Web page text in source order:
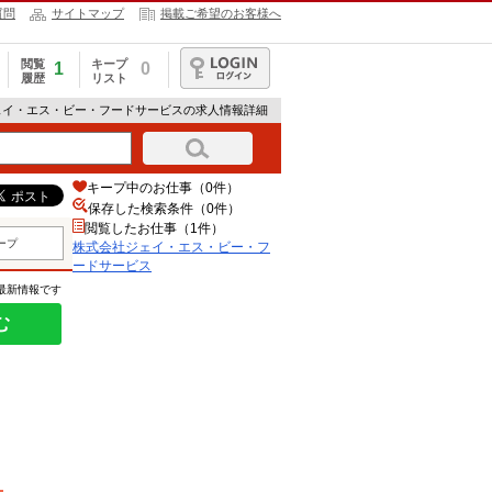
問 サイトマップ 掲載ご希望のお客様へ
閲覧
履歴
1
キープ
リスト
0
ログイン
・エス・ビー・フードサービスの求人情報詳細
プ
新情報です
キープ中のお仕事（0件）
保存した検索条件（0件）
閲覧したお仕事（1件）
株式会社ジェイ・エス・ビー・フ
ードサービス